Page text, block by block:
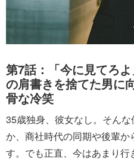
第7話：「今に見てろ
の肩書きを捨てた男に
骨な冷笑
35歳独身、彼女なし。そん
か、商社時代の同期や後輩か
す。でも正直、今はあまり行